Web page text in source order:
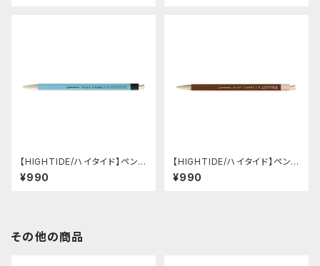
【HIGHTIDE/ハイタイド】ペンコ
プライムティンバー(ブルー)
¥990
【HIGHTIDE/ハイタイド】ペンコ
プライムティンバー(ブラウン)
¥990
その他の商品